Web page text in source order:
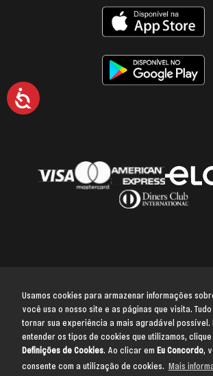
Usamos cookies para armazenar informações
você usa o nosso site e as páginas que visita.
tornar sua experiência a mais agradável possível.
entender os tipos de cookies que utilizamos, clique
Definições de Cookies. Ao clicar em Eu Concordo,
consente com a utilização de cookies. Mais
Acessibilidade
Voltar para o topo